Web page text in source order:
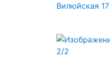
Вилюйская 17